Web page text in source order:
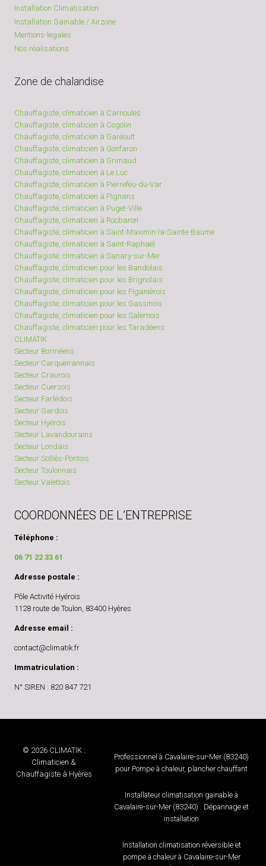
Installation Climatisation
Installation Gainable / Airzone
Mentions-legales
Nos réalisations
Zone de chalandise
Chauffagiste, climaticien à Carnoules
Chauffagiste, climaticien à Cogolin
Chauffagiste, climaticien à Garéoult
Chauffagiste, climaticien à Gonfaron
Chauffagiste, climaticien à Grimaud
Chauffagiste, climaticien à Le Luc
Chauffagiste, climaticien à Pierrefeu-du-Var
Chauffagiste, climaticien à Pignans
Chauffagiste, climaticien à Puget-Ville
Chauffagiste, climaticien à Rocbaron
Chauffagiste, climaticien à Saint-Maximin-la-Sainte-Baume
Chauffagiste, climaticien à Saint-Raphaël
Chauffagiste, climaticien à Sanary-sur-Mer
Chauffagiste, climaticien pour les Bandolais
Chauffagiste, climaticien pour les Brignolais
Chauffagiste, climaticien pour les Figanièrois
Chauffagiste, climaticien pour les Gassinois
Chauffagiste, climaticien pour les Salernois
Chauffagiste, climaticien pour les Taradéens
CLIMATIK
Secteur Borméens
Secteur Carqueirannais
Secteur Craurois
Secteur Cuersois
Secteur Farlédois
Secteur Gardois
Secteur Hyérois
Secteur Lavandourains
Secteur Londais
Secteur Solliès-Pontois
Secteur Toulonnais
Secteur Valettois
COORDONNÉES DE L’ENTREPRISE
Téléphone :
06 71 22 33 61
Adresse postale :
Pôle Activité Hyérois
1128 route de Toulon, 83400 Hyères
Adresse email :
contact@climatik.fr
Immatriculation :
N° SIREN : 820 847 721
© 2026 CLIMATIK :
Climaticien &
Chauffagiste à Hyères
Professionnel à Cavalaire-sur-Mer (83240)
pour Pompe à chaleur, plancher chauffant
Installateur climatisation gainable à
Cavalaire-sur-Mer (83240) : Dépannage et
installation
Installation climatisation réversible et
pompe à chaleur à Cavalaire-sur-Mer